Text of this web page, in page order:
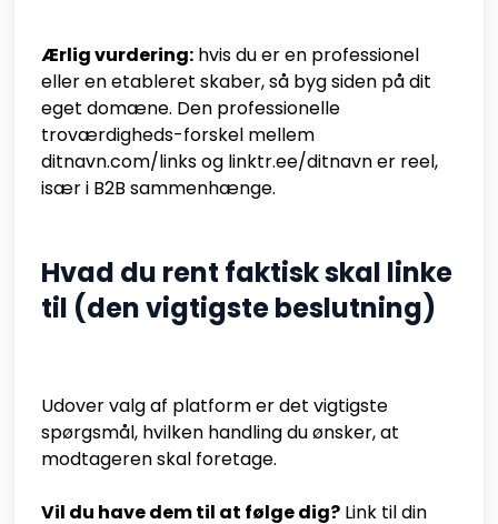
Ærlig vurdering: hvis du er en professionel
eller en etableret skaber, så byg siden på dit
eget domæne. Den professionelle
troværdigheds-forskel mellem
ditnavn.com/links og linktr.ee/ditnavn er reel,
især i B2B sammenhænge.
Hvad du rent faktisk skal linke
til (den vigtigste beslutning)
Udover valg af platform er det vigtigste
spørgsmål, hvilken handling du ønsker, at
modtageren skal foretage.
Vil du have dem til at følge dig? Link til din